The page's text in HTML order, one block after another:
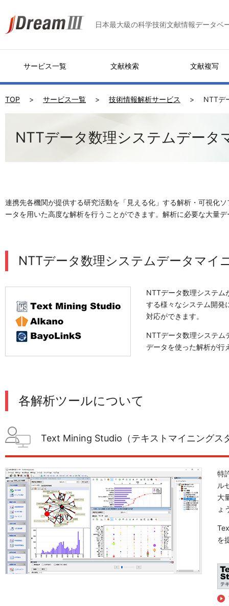
日本最大級の科学技術文献情報データベ
サービス一覧 文献検索 文献複写
TOP サービス一覧 技術情報解析サービス NTTデ
NTTデータ数理システムデータ
連携先各機関が提供する研究活動を「見える化」する解析・可視化
ータを用いた高度な解析を行うことができます。解析に必要な大量
NTTデータ数理システムデータマイ
NTTデータ数理システム
する様々なシステム開発
対応ができます。
NTTデータ数理システ
データを使った解析が行
各解析ツールについて
Text Mining Studio（テキストマイニングス
特
ル
大
ょ
を